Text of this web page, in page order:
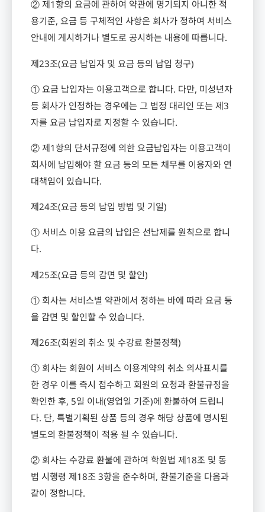
② 제1항의 요금에 관하여 약관에 명기되지 아니한 적
용기준, 요금 등 구체적인 사항은 회사가 정하여 서비스
안내에 게시하거나 별도로 공시하는 내용에 따릅니다.
제23조(요금 납입자 및 요금 등의 납입 청구)
① 요금 납입자는 이용고객으로 합니다. 다만, 미성년자
등 회사가 인정하는 경우에는 그 법정 대리인 또는 제3
자를 요금 납입자로 지정할 수 있습니다.
② 제1항의 단서규정에 의한 요금납입자는 이용고객이
회사에 납입해야 할 요금 등의 모든 채무를 이용자와 연
대책임이 있습니다.
제24조(요금 등의 납입 방법 및 기일)
① 서비스 이용 요금의 납입은 선납제를 원칙으로 합니
다.
제25조(요금 등의 감면 및 할인)
① 회사는 서비스별 약관에서 정하는 바에 따라 요금 등
을 감면 및 할인할 수 있습니다.
제26조(회원의 취소 및 수강료 환불정책)
① 회사는 회원이 서비스 이용계약의 취소 의사표시를
한 경우 이를 즉시 접수하고 회원의 요청과 환불규정을
확인한 후, 5일 이내(영업일 기준)에 환불하여 드립니
다. 단, 특별기획된 상품 등의 경우 해당 상품에 명시된
별도의 환불정책이 적용 될 수 있습니다.
② 회사는 수강료 환불에 관하여 학원법 제18조 및 동
법 시행령 제18조 3항을 준수하며, 환불기준을 다음과
같이 정합니다.